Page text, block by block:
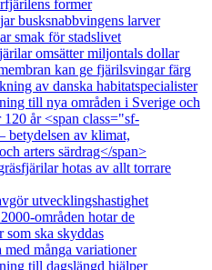
former
busksnabbvingens larver
smak för stadslivet
omsätter miljontals dollar
kan ge fjärilsvingar färg
av danska habitatspecialister
till nya områden i Sverige och
år <span class="sf-
betydelsen av klimat,
arters särdrag</span>
hotas av allt torrare
utvecklingshastighet
områden hotar de
som ska skyddas
med många variationer
till dagslängd hjälper